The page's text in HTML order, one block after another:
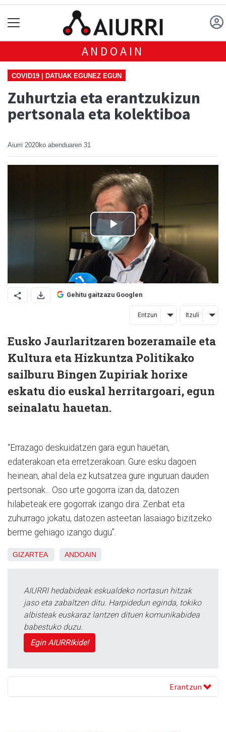
ANDOAIN
COVID19 | DATUAK EGUNEZ EGUN
Zuhurtzia eta erantzukizun
pertsonala eta kolektiboa
Aiurri 2020ko abenduaren 31
Gehitu gaitzazu Googlen
Entzun Itzuli
Eusko Jaurlaritzaren bozeramaile eta
Kultura eta Hizkuntza Politikako
sailburu Bingen Zupiriak horixe
eskatu dio euskal herritargoari, egun
seinalatu hauetan.
“Errazago deskuidatzen gara egun hauetan,
edaterakoan eta erretzerakoan. Gure esku dagoen
heinean, ahal dela ez kutsatzea gure inguruan dauden
pertsonak... Oso urte gogorra izan da, datozen
hilabeteak ere gogorrak izango dira. Zenbat eta
zuhurrago jokatu, datozen asteetan lasaiago bizitzeko
berme gehiago izango dugu”.
GIZARTEA ANDOAIN
AIURRI hedabideak eskualdeko nortasun hitzak
jaso eta zabaltzen ditu. Harpidedun eginda, tokiko
albisteak euskaraz lantzen dituen komunikabidea
babestuko duzu.
Egin AIURRIkide!
Erantzun